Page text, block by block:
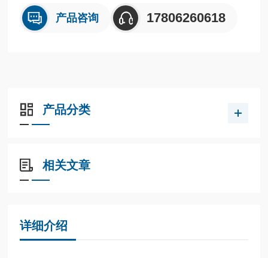
产品咨询 17806260618
产品分类
相关文章
详细介绍